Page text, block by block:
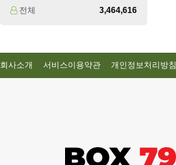
전체
3,464,616
회사소개 서비스이용약관 개인정보처리방침